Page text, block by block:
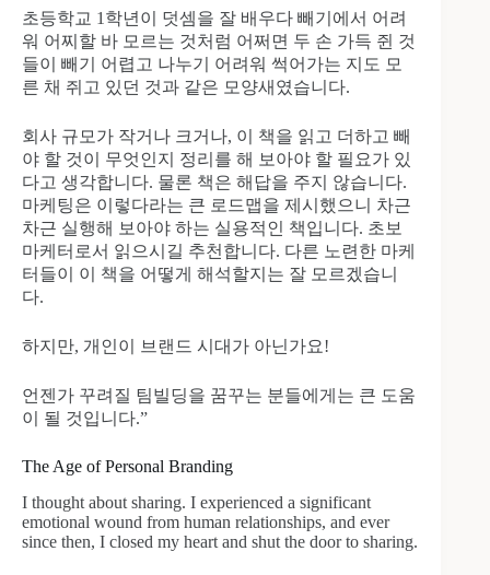
초등학교 1학년이 덧셈을 잘 배우다 빼기에서 어려
워 어찌할 바 모르는 것처럼 어쩌면 두 손 가득 쥔 것
들이 빼기 어렵고 나누기 어려워 썩어가는 지도 모
른 채 쥐고 있던 것과 같은 모양새였습니다.
회사 규모가 작거나 크거나, 이 책을 읽고 더하고 빼
야 할 것이 무엇인지 정리를 해 보아야 할 필요가 있
다고 생각합니다. 물론 책은 해답을 주지 않습니다.
마케팅은 이렇다라는 큰 로드맵을 제시했으니 차근
차근 실행해 보아야 하는 실용적인 책입니다. 초보
마케터로서 읽으시길 추천합니다. 다른 노련한 마케
터들이 이 책을 어떻게 해석할지는 잘 모르겠습니
다.
하지만, 개인이 브랜드 시대가 아닌가요!
언젠가 꾸려질 팀빌딩을 꿈꾸는 분들에게는 큰 도움
이 될 것입니다.”
The Age of Personal Branding
I thought about sharing. I experienced a significant
emotional wound from human relationships, and ever
since then, I closed my heart and shut the door to sharing.